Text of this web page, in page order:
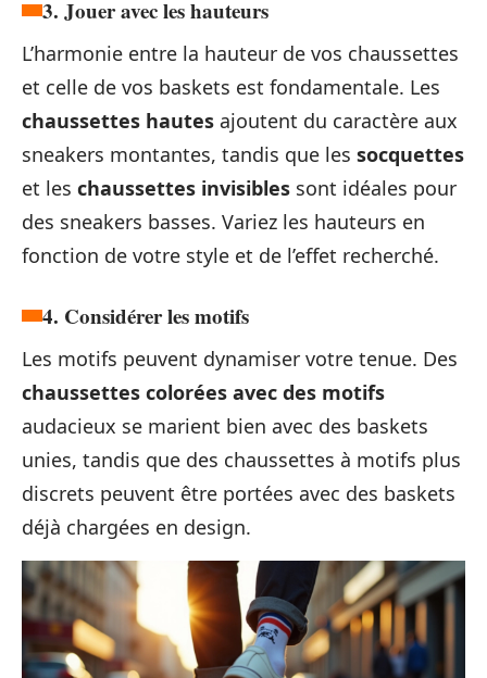
3. Jouer avec les hauteurs
L’harmonie entre la hauteur de vos chaussettes
et celle de vos baskets est fondamentale. Les
chaussettes hautes ajoutent du caractère aux
sneakers montantes, tandis que les socquettes
et les chaussettes invisibles sont idéales pour
des sneakers basses. Variez les hauteurs en
fonction de votre style et de l’effet recherché.
4. Considérer les motifs
Les motifs peuvent dynamiser votre tenue. Des
chaussettes colorées avec des motifs
audacieux se marient bien avec des baskets
unies, tandis que des chaussettes à motifs plus
discrets peuvent être portées avec des baskets
déjà chargées en design.